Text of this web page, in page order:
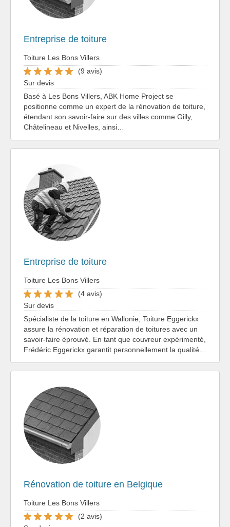
Entreprise de toiture
Toiture Les Bons Villers
(9 avis)
Sur devis
Basé à Les Bons Villers, ABK Home Project se
positionne comme un expert de la rénovation de toiture,
étendant son savoir-faire sur des villes comme Gilly,
Châtelineau et Nivelles, ainsi…
Entreprise de toiture
Toiture Les Bons Villers
(4 avis)
Sur devis
Spécialiste de la toiture en Wallonie, Toiture Eggerickx
assure la rénovation et réparation de toitures avec un
savoir-faire éprouvé. En tant que couvreur expérimenté,
Frédéric Eggerickx garantit personnellement la qualité…
Rénovation de toiture en Belgique
Toiture Les Bons Villers
(2 avis)